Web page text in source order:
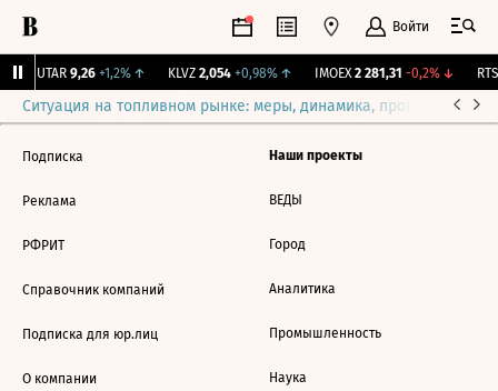
Войти
UTAR 9,26 +1,2%↑ KLVZ 2,054 +0,98%↑ IMOEX 2 281,31 -0,2%↓ RTSI
Ситуация на топливном рынке: меры, динамика, прогнозы
Подписка
Реклама
РФРИТ
Справочник компаний
Подписка для юр.лиц
О компании
Наши проекты
ВЕДЫ
Город
Аналитика
Промышленность
Наука